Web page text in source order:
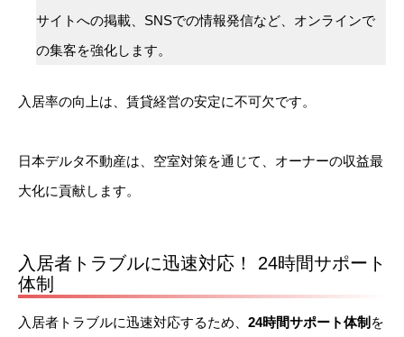
サイトへの掲載、SNSでの情報発信など、オンラインで
の集客を強化します。
入居率の向上は、賃貸経営の安定に不可欠です。
日本デルタ不動産は、空室対策を通じて、オーナーの収益最
大化に貢献します。
入居者トラブルに迅速対応！ 24時間サポート
体制
入居者トラブルに迅速対応するため、 24時間サポート体制 を